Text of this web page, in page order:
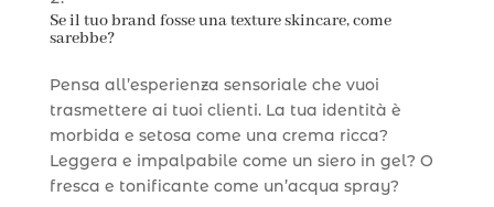
Se il tuo brand fosse una texture skincare, come
sarebbe?
Pensa all’esperienza sensoriale che vuoi
trasmettere ai tuoi clienti. La tua identità è
morbida e setosa come una crema ricca?
Leggera e impalpabile come un siero in gel? O
fresca e tonificante come un’acqua spray?